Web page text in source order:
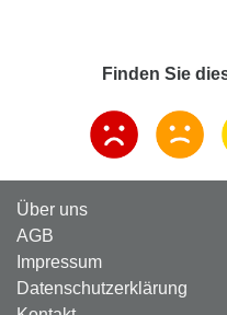
Finden Sie
Über uns
AGB
Impressum
Datenschutzerklärung